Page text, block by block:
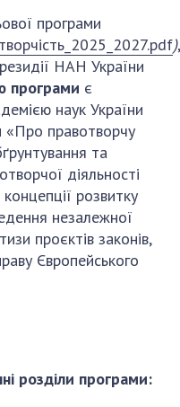
НАН України
програми
),
НАН України
програми є
наук України
«Про правотворчу
та
діяльності
розвитку
незалежної
проєктів законів,
Європейського
розділи програми: